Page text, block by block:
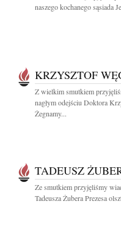
naszego kochanego sąsiada
KRZYSZTOF
Z wielkim smutkiem
nagłym odejściu Doktora
Żegnamy...
TADEUSZ
Ze smutkiem przyjęliśmy
Tadeusza Żubera Prezesa